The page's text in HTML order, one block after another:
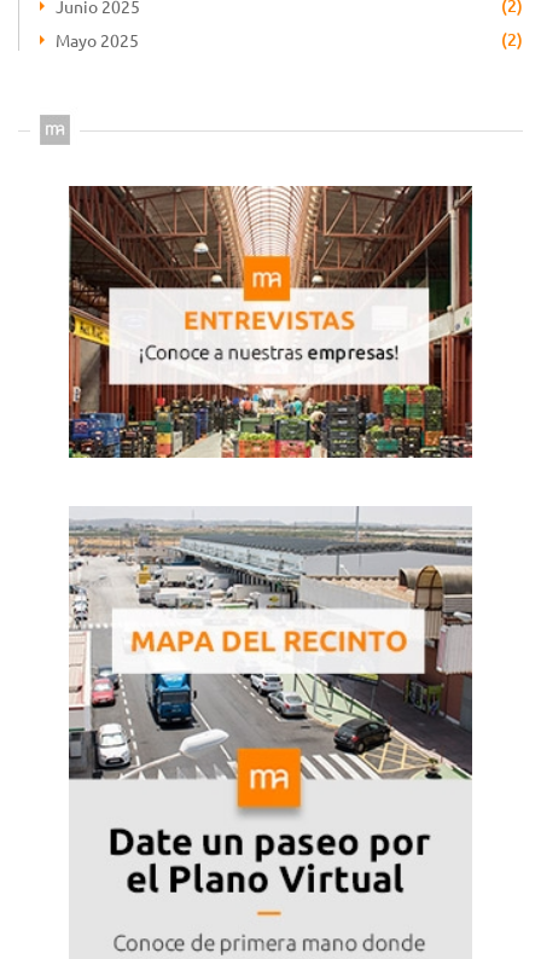
Junio 2025 (2)
Mayo 2025 (2)